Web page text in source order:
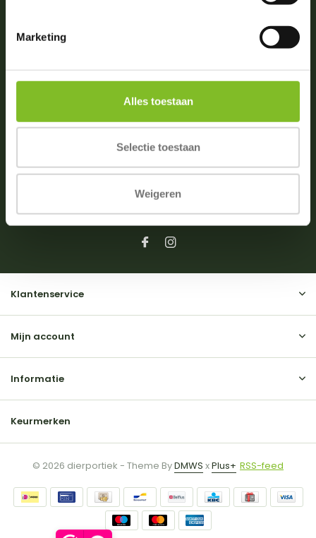
Marketing
Alles toestaan
Selectie toestaan
Weigeren
Vragen of advies nodig?
(ma. t/m zat. van 09:00-18:00)
info@dierportiek.nl
Beoordelingen
Volg ons op social media!
Klantenservice
Mijn account
Informatie
Keurmerken
© 2026 dierportiek - Theme ByDMWS xPlus+ RSS-feed